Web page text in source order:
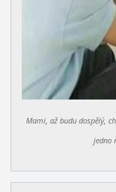
Mami, až budu
jedno